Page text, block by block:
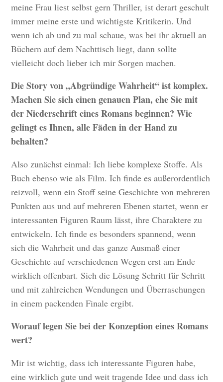
meine Frau liest selbst gern Thriller, ist derart geschult
immer meine erste und wichtigste Kritikerin. Und
wenn ich ab und zu mal schaue, was bei ihr aktuell an
Büchern auf dem Nachttisch liegt, dann sollte
vielleicht doch lieber ich mir Sorgen machen.
Die Story von „Abgründige Wahrheit“ ist komplex.
Machen Sie sich einen genauen Plan, ehe Sie mit
der Niederschrift eines Romans beginnen? Wie
gelingt es Ihnen, alle Fäden in der Hand zu
behalten?
Also zunächst einmal: Ich liebe komplexe Stoffe. Als
Buch ebenso wie als Film. Ich finde es außerordentlich
reizvoll, wenn ein Stoff seine Geschichte von mehreren
Punkten aus und auf mehreren Ebenen startet, wenn er
interessanten Figuren Raum lässt, ihre Charaktere zu
entwickeln. Ich finde es besonders spannend, wenn
sich die Wahrheit und das ganze Ausmaß einer
Geschichte auf verschiedenen Wegen erst am Ende
wirklich offenbart. Sich die Lösung Schritt für Schritt
und mit zahlreichen Wendungen und Überraschungen
in einem packenden Finale ergibt.
Worauf legen Sie bei der Konzeption eines Romans
wert?
Mir ist wichtig, dass ich interessante Figuren habe,
eine wirklich gute und weit tragende Idee und dass ich